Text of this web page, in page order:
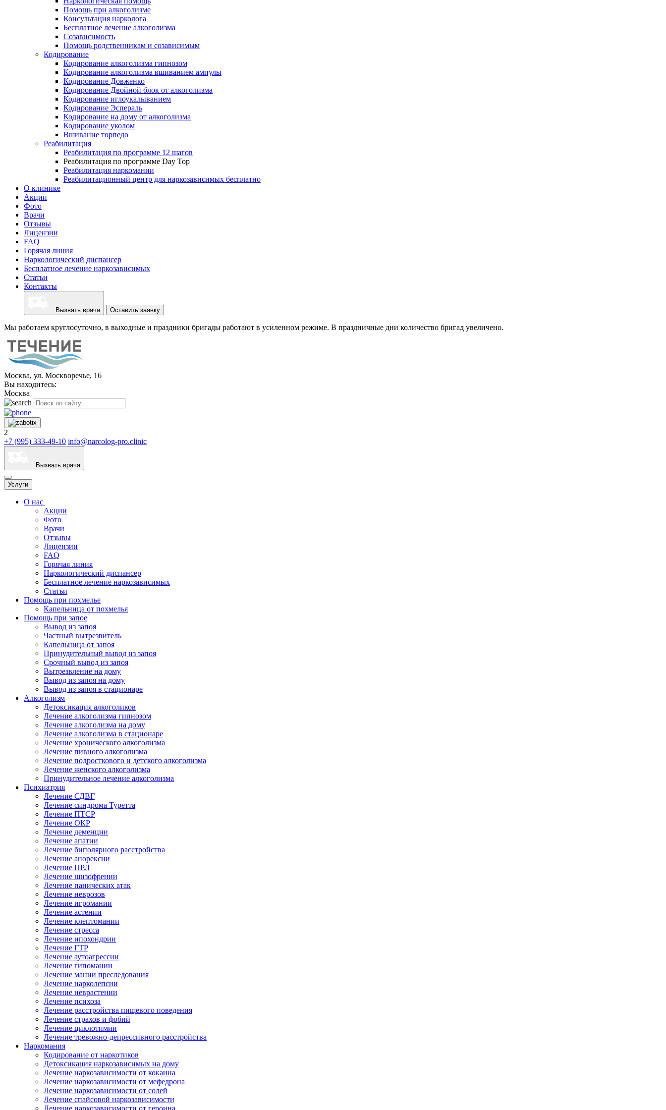
Помощь при алкоголизме
Консультация нарколога
Бесплатное лечение алкоголизма
Созависимость
Помощь родственникам и созависимым
Кодирование
Кодирование алкоголизма гипнозом
Кодирование алкоголизма вшиванием ампулы
Кодирование Довженко
Кодирование Двойной блок от алкоголизма
Кодирование иглоукалыванием
Кодирование Эспераль
Кодирование на дому от алкоголизма
Кодирование уколом
Вшивание торпедо
Реабилитация
Реабилитация по программе 12 шагов
Реабилитация по программе Day Top
Реабилитация наркомании
Реабилитационный центр для наркозависимых бесплатно
О клинике
Акции
Фото
Врачи
Отзывы
Лицензии
FAQ
Горячая линия
Наркологический диспансер
Бесплатное лечение наркозависимых
Статьи
Контакты
Вызвать врача Оставить заявку
Мы работаем круглосуточно, в выходные и праздники бригады работают в усиленном режиме. В праздничные дни количество бригад увеличено.
Москва, ул. Москворечье, 16
Вы находитесь:
Москва
2
+7 (995) 333-49-10 info@narcolog-pro.clinic
Вызвать врача
Услуги
О нас
Акции
Фото
Врачи
Отзывы
Лицензии
FAQ
Горячая линия
Наркологический диспансер
Бесплатное лечение наркозависимых
Статьи
Помощь при похмелье
Капельница от похмелья
Помощь при запое
Вывод из запоя
Частный вытрезвитель
Капельница от запоя
Принудительный вывод из запоя
Срочный вывод из запоя
Вытрезвление на дому
Вывод из запоя на дому
Вывод из запоя в стационаре
Алкоголизм
Детоксикация алкоголиков
Лечение алкоголизма гипнозом
Лечение алкоголизма на дому
Лечение алкоголизма в стационаре
Лечение хронического алкоголизма
Лечение пивного алкоголизма
Лечение подросткового и детского алкоголизма
Лечение женского алкоголизма
Принудительное лечение алкоголизма
Психиатрия
Лечение СДВГ
Лечение синдрома Туретта
Лечение ПТСР
Лечение ОКР
Лечение деменции
Лечение апатии
Лечение биполярного расстройства
Лечение анорексии
Лечение ПРЛ
Лечение шизофрении
Лечение панических атак
Лечение неврозов
Лечение игромании
Лечение астении
Лечение клептомании
Лечение стресса
Лечение ипохондрии
Лечение ГТР
Лечение аутоагрессии
Лечение гипомании
Лечение мании преследования
Лечение нарколепсии
Лечение неврастении
Лечение психоза
Лечение расстройства пищевого поведения
Лечение страхов и фобий
Лечение циклотимии
Лечение тревожно-депрессивного расстройства
Наркомания
Кодирование от наркотиков
Детоксикация наркозависимых на дому
Лечение наркозависимости от кокаина
Лечение наркозависимости от мефедрона
Лечение наркозависимости от солей
Лечение спайсовой наркозависимости
Лечение наркозависимости от героина